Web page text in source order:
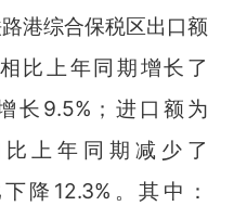
港综合保税区出口额
比上年同期增长了
长9.5%；进口额为
上年同期减少了
降12.3%。其中：